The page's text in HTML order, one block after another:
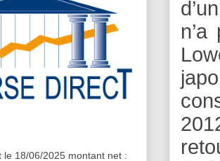
le 18/06/2025 montant net :